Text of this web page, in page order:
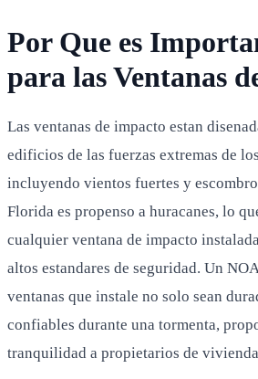
Por Que es
para las Ventanas
Las ventanas de impacto estan
edificios de las fuerzas extremas de
incluyendo vientos fuertes y
Florida es propenso a huracanes, lo
cualquier ventana de impacto
altos estandares de seguridad. Un
ventanas que instale no solo sean
confiables durante una tormenta,
tranquilidad a propietarios de